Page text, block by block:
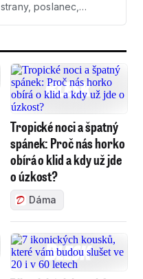
strany, poslanec,
předseda vlády
Tropické noci a špatný
spánek: Proč nás horko
obírá o klid a kdy už jde
o úzkost?
Dáma